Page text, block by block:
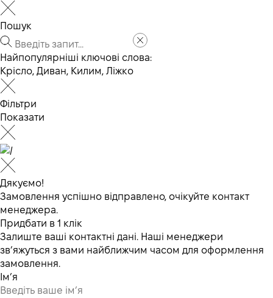
Пошук
Найпопулярніші ключові слова:
Крісло, Диван, Килим, Ліжко
Фільтри
Показати
Дякуємо!
Замовлення успішно відправлено, очікуйте контакт
менеджера.
Придбати в 1 клік
Залиште ваші контактні дані. Наші менеджери
зв’яжуться з вами найближчим часом для оформлення
замовлення.
Ім’я